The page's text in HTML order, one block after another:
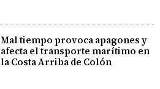
Mal tiempo provoca apagones y
afecta el transporte marítimo en
la Costa Arriba de Colón